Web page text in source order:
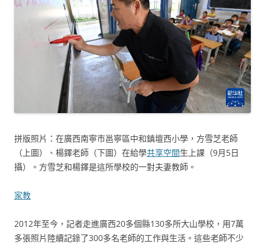
拼版照片：在廣西南寧市邕寧區中和鎮壇西小學，方雪芝老師
（上圖）、楊鐸老師（下圖）在給學共享空間生上課（9月5日
攝）。方雪芝和楊鐸是這所學校的一對夫妻教師。
家教
2012年至今，記者走進廣西20多個縣130多所大山學校，用7萬
多張照片陸續記錄了300多名老師的工作與生活。這些老師不少